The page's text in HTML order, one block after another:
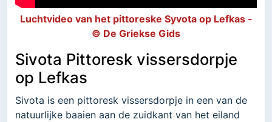
Luchtvideo van het pittoreske Syvota op Lefkas -
© De Griekse Gids
Sivota Pittoresk vissersdorpje
op Lefkas
Sivota is een pittoresk vissersdorpje in een van de
natuurlijke baaien aan de zuidkant van het eiland